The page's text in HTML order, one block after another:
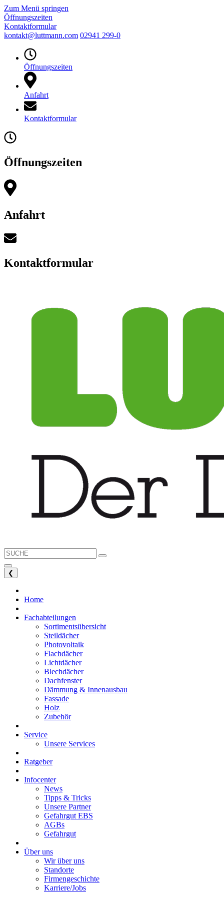
Zum Menü springen
Öffnungszeiten
Kontaktformular
kontakt@luttmann.com 02941 299-0
Öffnungszeiten
Anfahrt
Kontaktformular
Öffnungszeiten
Anfahrt
Kontaktformular
❮
Home
Fachabteilungen
Sortimentsübersicht
Steildächer
Photovoltaik
Flachdächer
Lichtdächer
Blechdächer
Dachfenster
Dämmung & Innenausbau
Fassade
Holz
Zubehör
Service
Unsere Services
Ratgeber
Infocenter
News
Tipps & Tricks
Unsere Partner
Gefahrgut EBS
AGBs
Gefahrgut
Über uns
Wir über uns
Standorte
Firmengeschichte
Karriere/Jobs